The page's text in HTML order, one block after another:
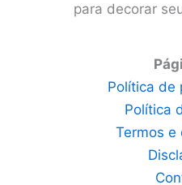
para decorar
Política de
Política
Termos e